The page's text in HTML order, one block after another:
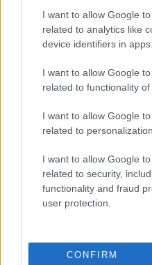
I want to allow Google
related to analytics like
device identifiers in apps.
I want to allow Google
related to functionality
I want to allow Google
related to personalization.
I want to allow Google
related to security,
functionality and fraud
user protection.
CONFIRM